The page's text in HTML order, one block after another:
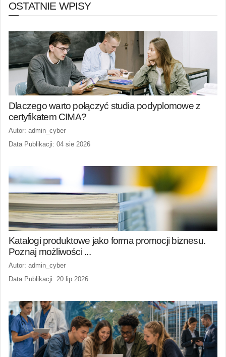
OSTATNIE WPISY
Dlaczego warto połączyć studia podyplomowe z
certyfikatem CIMA?
Autor: admin_cyber
Data Publikacji: 04 sie 2026
Katalogi produktowe jako forma promocji biznesu.
Poznaj możliwości ...
Autor: admin_cyber
Data Publikacji: 20 lip 2026